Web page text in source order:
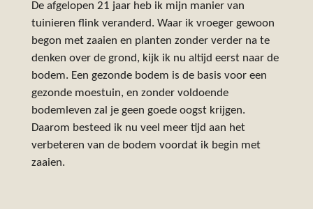
De afgelopen 21 jaar heb ik mijn manier van
tuinieren flink veranderd. Waar ik vroeger gewoon
begon met zaaien en planten zonder verder na te
denken over de grond, kijk ik nu altijd eerst naar de
bodem. Een gezonde bodem is de basis voor een
gezonde moestuin, en zonder voldoende
bodemleven zal je geen goede oogst krijgen.
Daarom besteed ik nu veel meer tijd aan het
verbeteren van de bodem voordat ik begin met
zaaien.